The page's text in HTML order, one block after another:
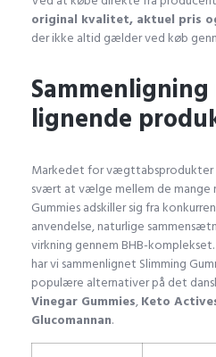
original kvalitet, aktuel pris
der ikke altid gælder ved køb
lignende
Markedet for
svært at vælge mellem de mange
Gummies adskiller sig fra
anvendelse, naturlige
virkning gennem BHB-
har vi sammenlignet Slimming
populære alternativer på det
Vinegar Gummies,Keto
Glucomannan.